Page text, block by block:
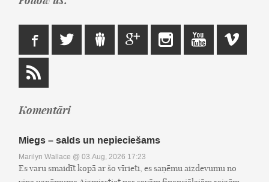
Komentāri
Miegs – salds un nepieciešams
Marilyn Wallace @ 03.Aug, 2026 17:23
Es varu smaidīt kopā ar šo vīrieti, es saņēmu aizdevumu no